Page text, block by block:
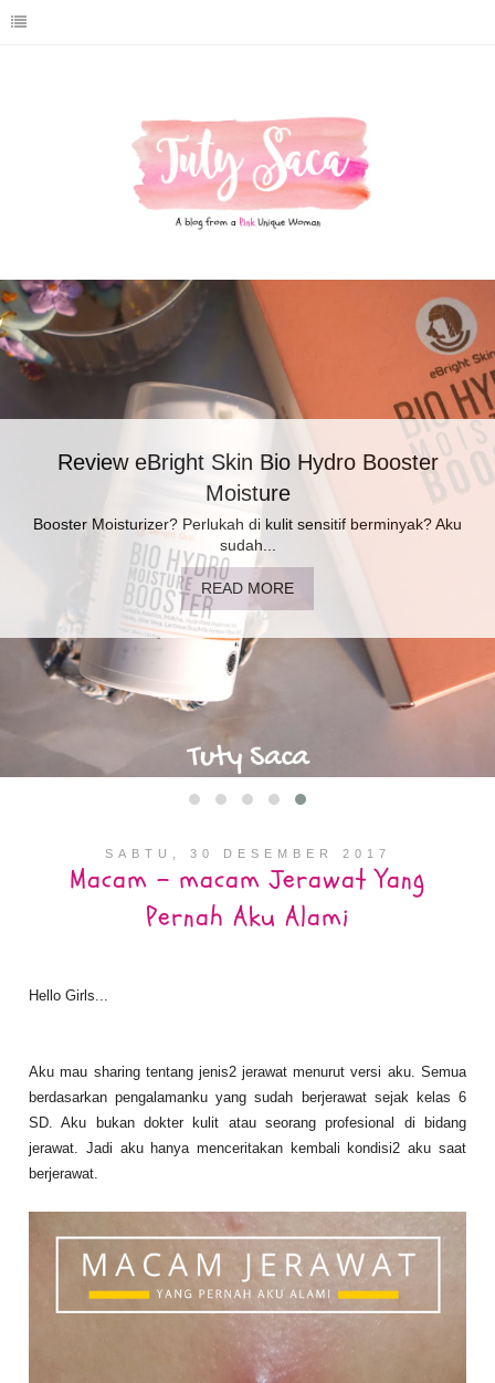
Review eBright Skin Bio Hydro Booster
Moisture
Booster Moisturizer? Perlukah di kulit sensitif berminyak? Aku
sudah...
READ MORE
SABTU, 30 DESEMBER 2017
Macam - macam Jerawat Yang
Pernah Aku Alami
Hello Girls...
Aku mau sharing tentang jenis2 jerawat menurut versi aku. Semua
berdasarkan pengalamanku yang sudah berjerawat sejak kelas 6
SD. Aku bukan dokter kulit atau seorang profesional di bidang
jerawat. Jadi aku hanya menceritakan kembali kondisi2 aku saat
berjerawat.